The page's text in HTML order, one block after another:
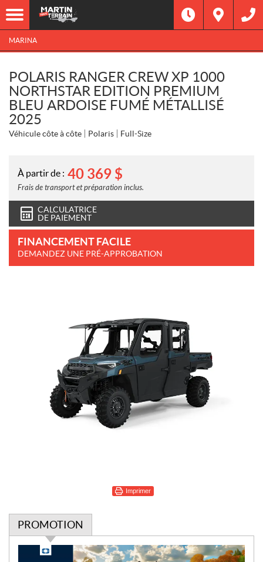
MARINA
POLARIS RANGER CREW XP 1000
NORTHSTAR EDITION PREMIUM
BLEU ARDOISE FUMÉ MÉTALLISÉ
2025
Véhicule côte à côte Polaris Full-Size
À partir de : 40 369 $
Frais de transport et préparation inclus.
CALCULATRICE
DE PAIEMENT
FINANCEMENT FACILE
DEMANDEZ UNE PRÉ-APPROBATION
Imprimer
PROMOTION